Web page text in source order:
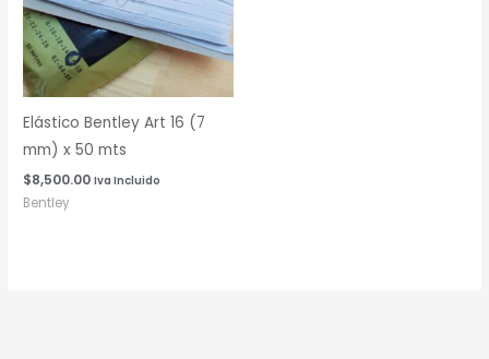
Elástico Bentley Art 16 (7
mm) x 50 mts
$8,500.00 Iva Incluido
Bentley